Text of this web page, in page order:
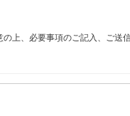
の上、必要事項のご記入、ご送